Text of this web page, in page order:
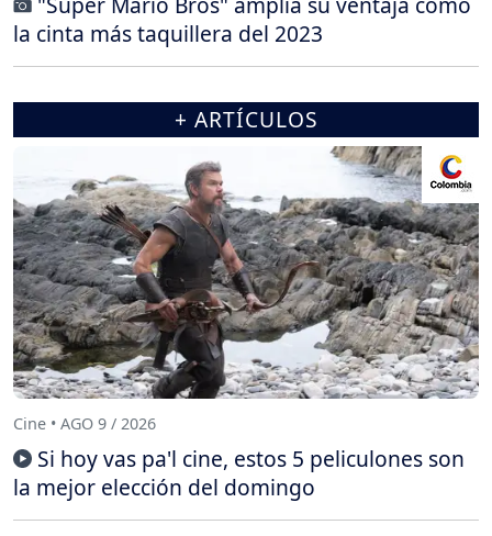
la cinta más taquillera del 2023
+ ARTÍCULOS
Cine • AGO 9 / 2026
Si hoy vas pa'l cine, estos 5 peliculones son
la mejor elección del domingo